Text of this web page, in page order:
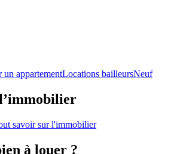
un appartementLocations bailleursNeuf
savoir sur l'immobilier
à louer ?